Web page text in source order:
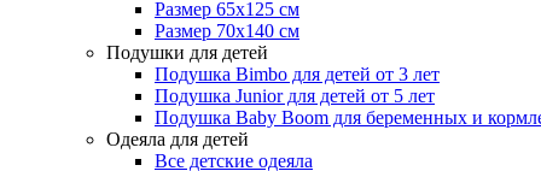
Размер 65x125 см
Размер 70x140 см
Подушки для детей
Подушка Bimbo для детей от 3 лет
Подушка Junior для детей от 5 лет
Подушка Baby Boom для беременных и
Одеяла для детей
Все детские одеяла